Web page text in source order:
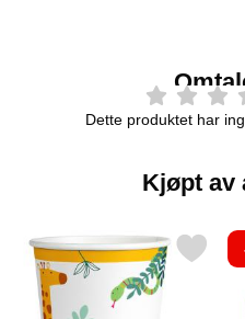
Dette produktet har
Kjøpt av
som favorittMerk pappkopper Get Wild
Merk